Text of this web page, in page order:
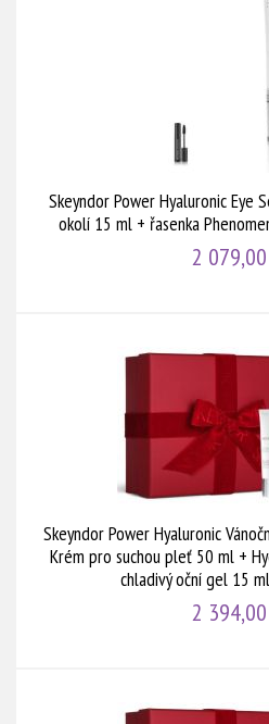
Skeyndor Power Hyaluronic Eye
okolí 15 ml + řasenka
2
Skeyndor Power Hyaluronic
Krém pro suchou pleť 50 ml +
chladivý oční gel 15
2